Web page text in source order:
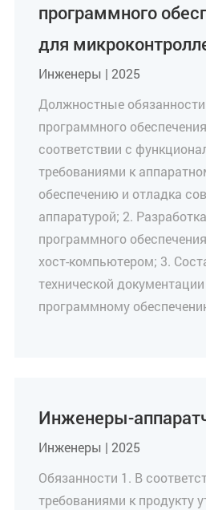
программного
для
Инженеры | 2025
Должностные
программного
соответствии с
требованиями к
обеспечению и отладка
аппаратурой; 2.
программного
хост-компьютером; 3.
технической
программному
Инженеры-
Инженеры | 2025
Обязанности 1. В
требованиями к продукту